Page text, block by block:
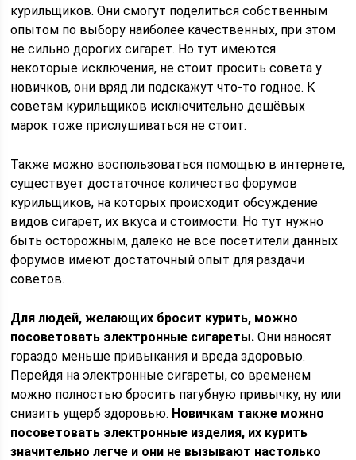
курильщиков. Они смогут поделиться собственным
опытом по выбору наиболее качественных, при этом
не сильно дорогих сигарет. Но тут имеются
некоторые исключения, не стоит просить совета у
новичков, они вряд ли подскажут что-то годное. К
советам курильщиков исключительно дешёвых
марок тоже прислушиваться не стоит.
Также можно воспользоваться помощью в интернете,
существует достаточное количество форумов
курильщиков, на которых происходит обсуждение
видов сигарет, их вкуса и стоимости. Но тут нужно
быть осторожным, далеко не все посетители данных
форумов имеют достаточный опыт для раздачи
советов.
Для людей, желающих бросит курить, можно
посоветовать электронные сигареты. Они наносят
гораздо меньше привыкания и вреда здоровью.
Перейдя на электронные сигареты, со временем
можно полностью бросить пагубную привычку, ну или
снизить ущерб здоровью. Новичкам также можно
посоветовать электронные изделия, их курить
значительно легче и они не вызывают настолько